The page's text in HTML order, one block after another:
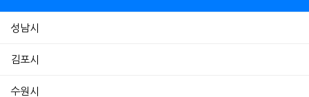
성남시
김포시
수원시